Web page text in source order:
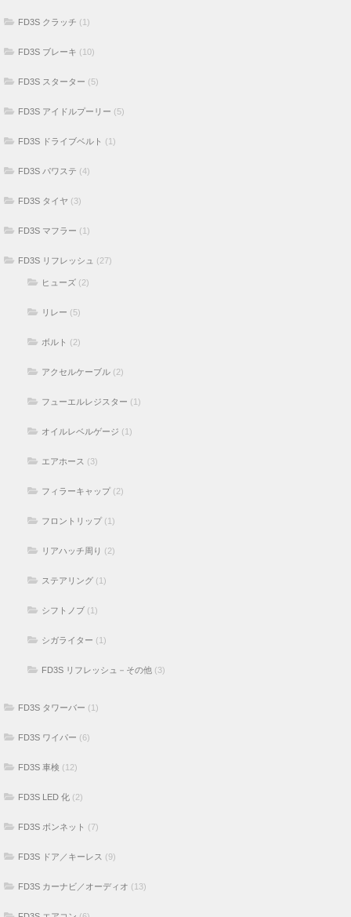
FD3S クラッチ (1)
FD3S ブレーキ (10)
FD3S スターター (5)
FD3S アイドルプーリー (5)
FD3S ドライブベルト (1)
FD3S パワステ (4)
FD3S タイヤ (3)
FD3S マフラー (1)
FD3S リフレッシュ (27)
ヒューズ (2)
リレー (5)
ボルト (2)
アクセルケーブル (2)
フューエルレジスター (1)
オイルレベルゲージ (1)
エアホース (3)
フィラーキャップ (2)
フロントリップ (1)
リアハッチ周り (2)
ステアリング (1)
シフトノブ (1)
シガライター (1)
FD3S リフレッシュ－その他 (3)
FD3S タワーバー (1)
FD3S ワイパー (6)
FD3S 車検 (12)
FD3S LED 化 (2)
FD3S ボンネット (7)
FD3S ドア／キーレス (9)
FD3S カーナビ／オーディオ (13)